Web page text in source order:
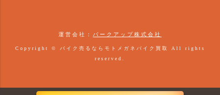
運営会社： パークアップ株式会社
Copyright © バイク売るならモトメガネバイク買取
All rights
reserved.